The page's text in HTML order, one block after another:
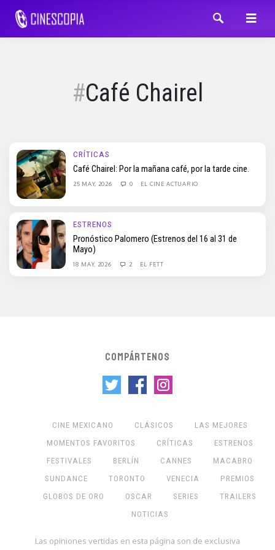
Café Chairel
CRÍTICAS
Café Chairel: Por la mañana café, por la tarde cine.
25 MAY, 2026 0 EL CINE ACTUARIO
ESTRENOS
Pronóstico Palomero (Estrenos del 16 al 31 de
Mayo)
18 MAY, 2026 2 EL FETT
COMPÁRTENOS
CINE MEXICANO CLÁSICOS
LAS MEJORES
MOMENTOS FAVORITOS
CRÍTICAS
ESTRENOS
FESTIVALES
BERLÍN CANNES
MACABRO
SUNDANCE
TORONTO VENECIA
PREMIOS
GLOBOS DE ORO
OSCAR SERIES
TRAILERS
NOTICIAS
Las opiniones vertidas en esta página son de exclusiva